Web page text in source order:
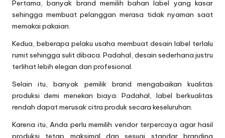
Pertama, banyak brand memilih bahan label yang kasar
sehingga membuat pelanggan merasa tidak nyaman saat
memakai pakaian.
Kedua, beberapa pelaku usaha membuat desain label terlalu
rumit sehingga sulit dibaca. Padahal, desain sederhana justru
terlihat lebih elegan dan profesional.
Selain itu, banyak pemilik brand mengabaikan kualitas
produksi demi menekan biaya. Padahal, label berkualitas
rendah dapat merusak citra produk secara keseluruhan.
Karena itu, Anda perlu memilih vendor terpercaya agar hasil
produksi tetap maksimal dan sesuai standar branding